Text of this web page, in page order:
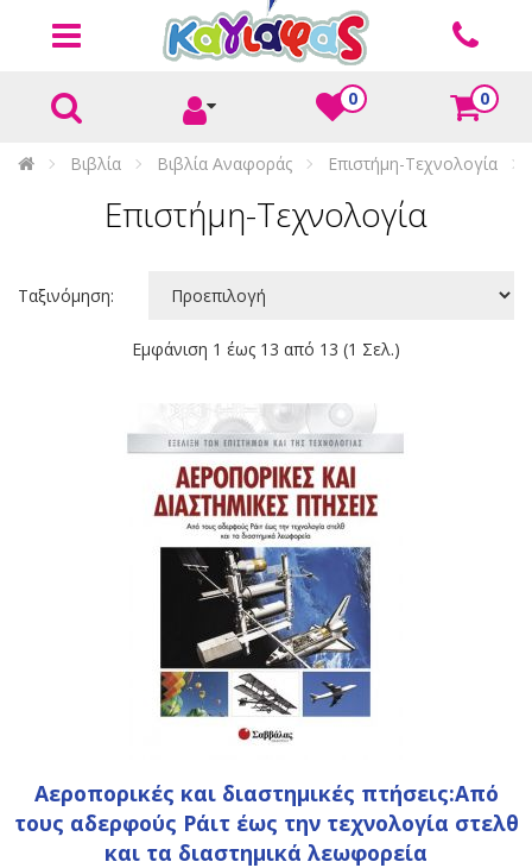
0 0
Βιβλία Βιβλία Αναφοράς Επιστήμη-Τεχνολογία
Επιστήμη-Τεχνολογία
Ταξινόμηση:
Εμφάνιση 1 έως 13 από 13 (1 Σελ.)
Αεροπορικές και διαστημικές πτήσεις:Από
τους αδερφούς Ράιτ έως την τεχνολογία στελθ
και τα διαστημικά λεωφορεία